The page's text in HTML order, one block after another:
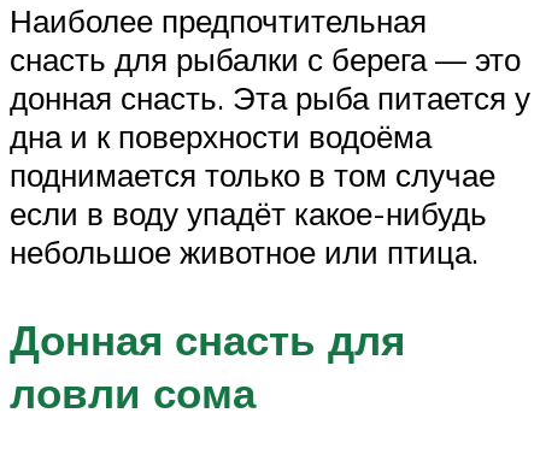
Наиболее предпочтительная
снасть для рыбалки с берега — это
донная снасть. Эта рыба питается у
дна и к поверхности водоёма
поднимается только в том случае
если в воду упадёт какое-нибудь
небольшое животное или птица.
Донная снасть для
ловли сома